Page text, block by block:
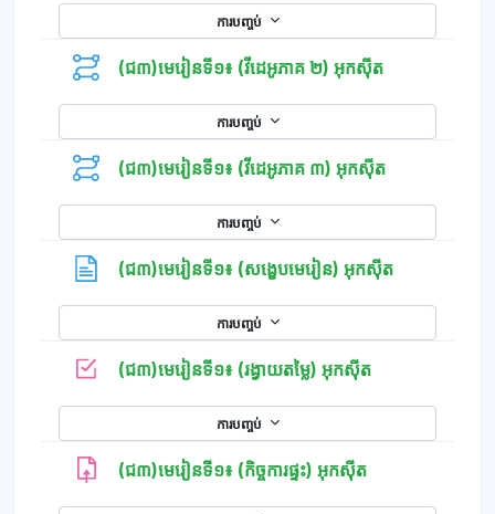
ការបញ្ចប់
(ជ៣)មេរៀនទី១៖ (វីដេអូភាគ ២) អុកស៊ីត
ការបញ្ចប់
(ជ៣)មេរៀនទី១៖ (វីដេអូភាគ ៣) អុកស៊ីត
ការបញ្ចប់
(ជ៣)មេរៀនទី១៖ (សង្ខេបមេរៀន) អុកស៊ីតទំព័រ
ការបញ្ចប់
(ជ៣)មេរៀនទី១៖ (រង្វាយតម្លៃ) អុកស៊ីតកម្រងសំណួរ
ការបញ្ចប់
(ជ៣)មេរៀនទី១៖ (កិច្ចការផ្ទះ) អុកស៊ីត